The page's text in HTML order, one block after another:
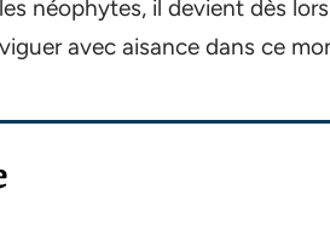
néophytes, il devient dès
avec aisance dans ce